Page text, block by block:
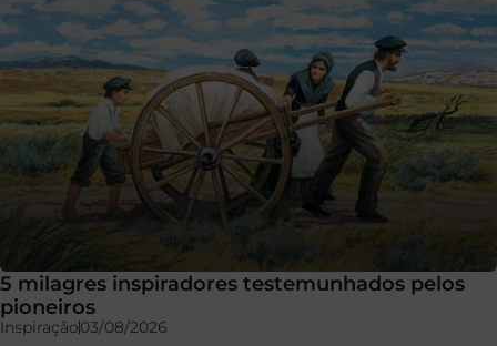
5 milagres inspiradores testemunhados pelos
pioneiros
Inspiração03/08/2026